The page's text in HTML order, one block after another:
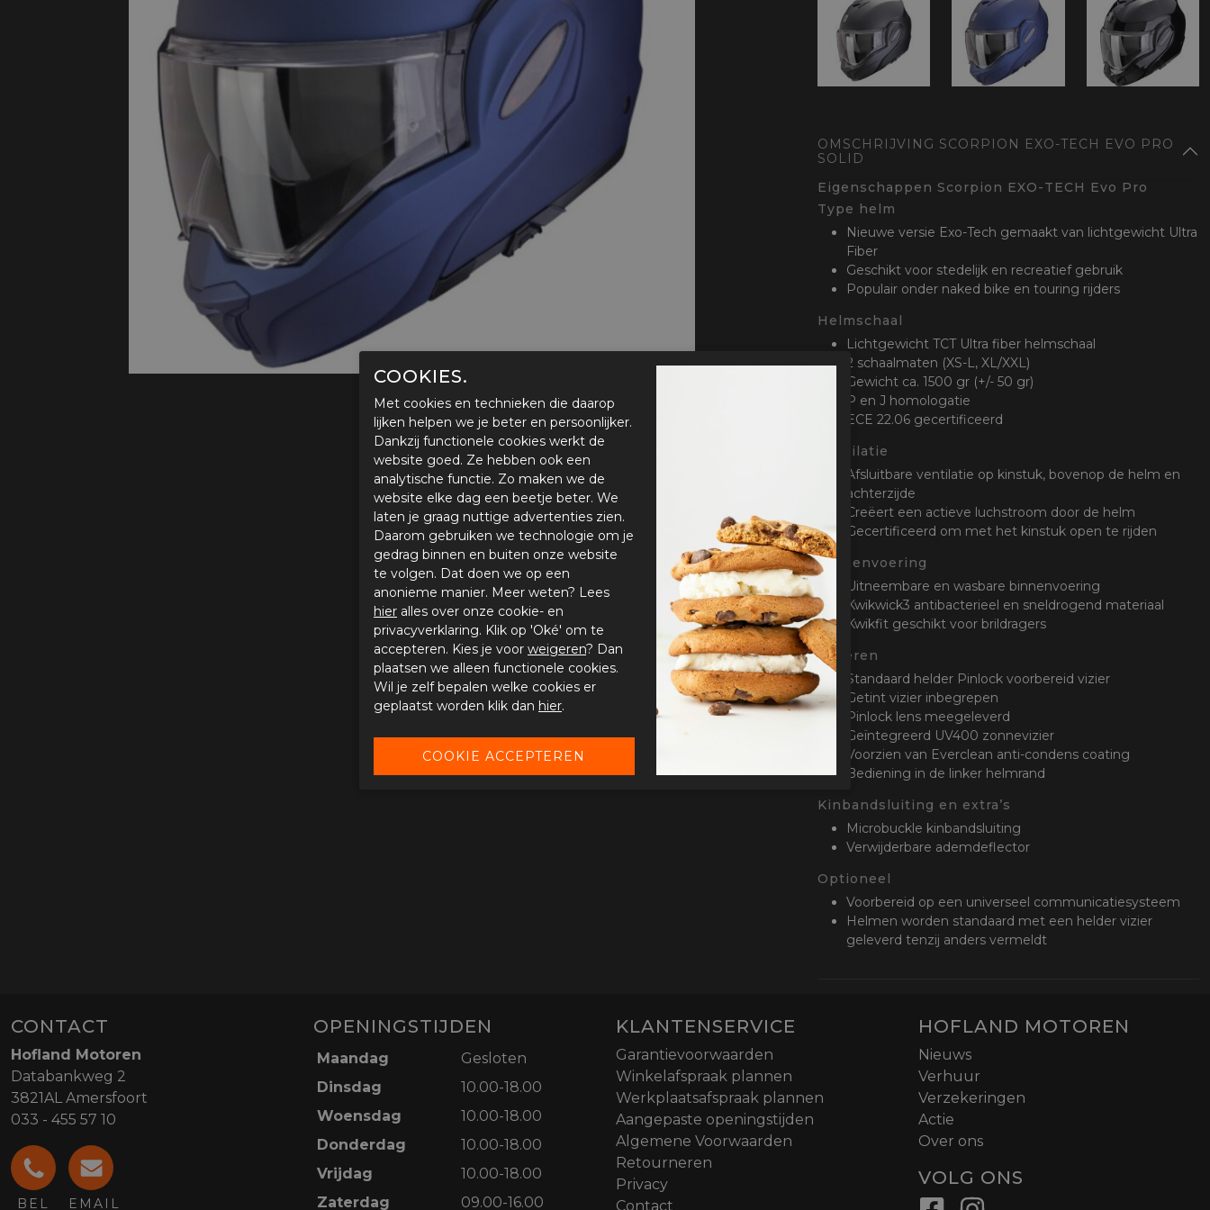
All-Season
handschoenen
Verwarmde
handschoenen
Telefoon
OMSCHRIJVING SCORPION EXO-TECH EVO PRO
SOLID
Eigenschappen Scorpion EXO-TECH Evo Pro
Type helm
Nieuwe versie Exo-Tech gemaakt van lichtgewicht Ultra
Fiber
Geschikt voor stedelijk en recreatief gebruik
Populair onder naked bike en touring rijders
Helmschaal
Lichtgewicht TCT Ultra fiber helmschaal
2 schaalmaten (XS-L, XL/XXL)
Gewicht ca. 1500 gr (+/- 50 gr)
P en J homologatie
ECE 22.06 gecertificeerd
Ventilatie
Afsluitbare ventilatie op kinstuk, bovenop de helm en
achterzijde
Creëert een actieve luchstroom door de helm
Gecertificeerd om met het kinstuk open te rijden
Binnenvoering
Uitneembare en wasbare binnenvoering
Kwikwick3 antibacterieel en sneldrogend materiaal
Kwikfit geschikt voor brildragers
Vizieren
Standaard helder Pinlock voorbereid vizier
Getint vizier inbegrepen
Pinlock lens meegeleverd
Geïntegreerd UV400 zonnevizier
Voorzien van Everclean anti-condens coating
Bediening in de linker helmrand
Kinbandsluiting en extra’s
Microbuckle kinbandsluiting
Verwijderbare ademdeflector
Optioneel
Voorbereid op een universeel communicatiesysteem
Helmen worden standaard met een helder vizier
geleverd tenzij anders vermeldt
CONTACT
Hofland Motoren
Databankweg 2
3821AL Amersfoort
033 - 455 57 10
BEL EMAIL
OPENINGSTIJDEN
Maandag
Gesloten
Dinsdag
10.00-18.00
Woensdag
10.00-18.00
Donderdag
10.00-18.00
Vrijdag
10.00-18.00
Zaterdag
09.00-16.00
KLANTENSERVICE
Garantievoorwaarden
Winkelafspraak plannen
Werkplaatsafspraak plannen
Aangepaste openingstijden
Algemene Voorwaarden
Retourneren
Privacy
Contact
HOFLAND MOTOREN
Nieuws
Verhuur
Verzekeringen
Actie
Over ons
VOLG ONS
COOKIES.
Met cookies en technieken die daarop
lijken helpen we je beter en persoonlijker.
Dankzij functionele cookies werkt de
website goed. Ze hebben ook een
analytische functie. Zo maken we de
website elke dag een beetje beter. We
laten je graag nuttige advertenties zien.
Daarom gebruiken we technologie om je
gedrag binnen en buiten onze website
te volgen. Dat doen we op een
anonieme manier. Meer weten? Lees
hier alles over onze cookie- en
privacyverklaring. Klik op 'Oké' om te
accepteren. Kies je voor weigeren? Dan
plaatsen we alleen functionele cookies.
Wil je zelf bepalen welke cookies er
geplaatst worden klik dan hier.